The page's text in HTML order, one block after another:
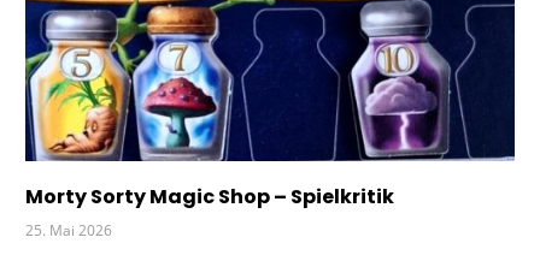
Morty Sorty Magic Shop – Spielkritik
25. Mai 2026